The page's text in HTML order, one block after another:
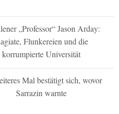
„Professor“ Jason Arday:
Flunkereien und die
korrumpierte Universität
Mal bestätigt sich, wovor
Sarrazin warnte